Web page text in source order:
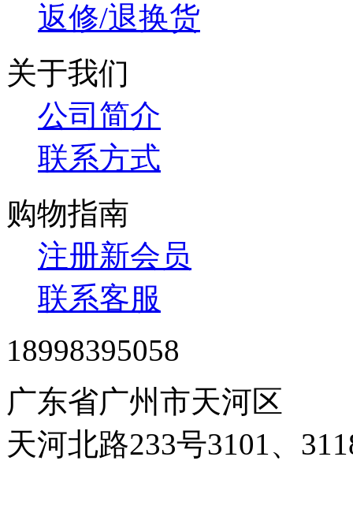
返修/退换货
关于我们
公司简介
联系方式
购物指南
注册新会员
联系客服
18998395058
广东省广州市天河区
天河北路233号3101、